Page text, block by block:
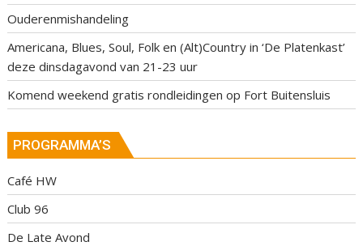
Ouderenmishandeling
Americana, Blues, Soul, Folk en (Alt)Country in ‘De Platenkast’
deze dinsdagavond van 21-23 uur
Komend weekend gratis rondleidingen op Fort Buitensluis
PROGRAMMA’S
Café HW
Club 96
De Late Avond